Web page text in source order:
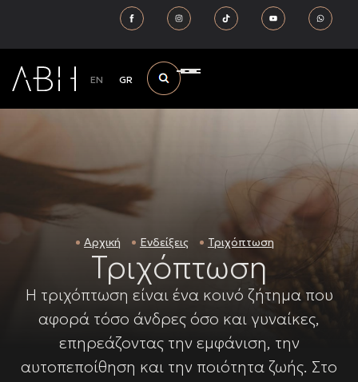
EN GR
Αρχική Ενδείξεις Τριχόπτωση
Τριχόπτωση
Η τριχόπτωση είναι ένα κοινό ζήτημα που
αφορά τόσο άνδρες όσο και γυναίκες,
επηρεάζοντας την εμφάνιση, την
αυτοπεποίθηση και την ποιότητα ζωής. Στο